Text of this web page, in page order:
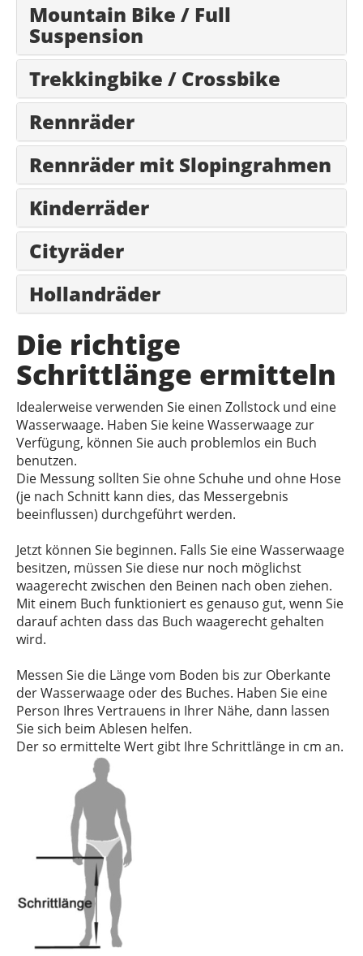
Mountain Bike / Full
Suspension
Trekkingbike / Crossbike
Rennräder
Rennräder mit Slopingrahmen
Kinderräder
Cityräder
Hollandräder
Die richtige
Schrittlänge ermitteln
Idealerweise verwenden Sie einen Zollstock und eine
Wasserwaage. Haben Sie keine Wasserwaage zur
Verfügung, können Sie auch problemlos ein Buch
benutzen.
Die Messung sollten Sie ohne Schuhe und ohne Hose
(je nach Schnitt kann dies, das Messergebnis
beeinflussen) durchgeführt werden.
Jetzt können Sie beginnen. Falls Sie eine Wasserwaage
besitzen, müssen Sie diese nur noch möglichst
waagerecht zwischen den Beinen nach oben ziehen.
Mit einem Buch funktioniert es genauso gut, wenn Sie
darauf achten dass das Buch waagerecht gehalten
wird.
Messen Sie die Länge vom Boden bis zur Oberkante
der Wasserwaage oder des Buches. Haben Sie eine
Person Ihres Vertrauens in Ihrer Nähe, dann lassen
Sie sich beim Ablesen helfen.
Der so ermittelte Wert gibt Ihre Schrittlänge in cm an.